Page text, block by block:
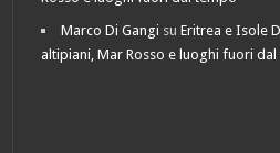
Marco Di Gangi suEritrea e Isole
altipiani, Mar Rosso e luoghi fuori